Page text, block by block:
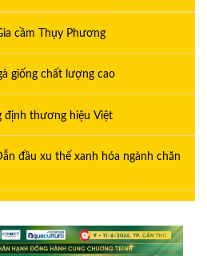
cầm Thụy Phương
giống chất lượng cao
định thương hiệu Việt
đầu xu thế xanh hóa ngành chăn